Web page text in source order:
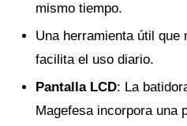
mismo tiempo.
Una herramienta útil que
facilita el uso diario.
Pantalla LCD: La
Magefesa incorpora una